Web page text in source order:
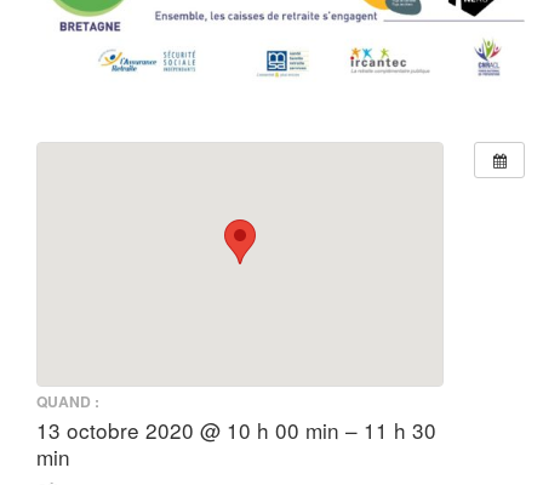
QUAND :
13 octobre 2020 @ 10 h 00 min – 11 h 30
min